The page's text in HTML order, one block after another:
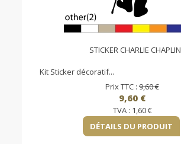
STICKER CHARLIE CHAPLIN
Kit Sticker décoratif...
Prix TTC : 9,60 €
9,60 €
TVA : 1,60 €
DÉTAILS DU PRODUIT